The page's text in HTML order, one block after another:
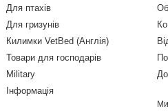
Для птахів
Для гризунів
Килимки VetBed (Англія)
Товари для господарів
Military
Інформація